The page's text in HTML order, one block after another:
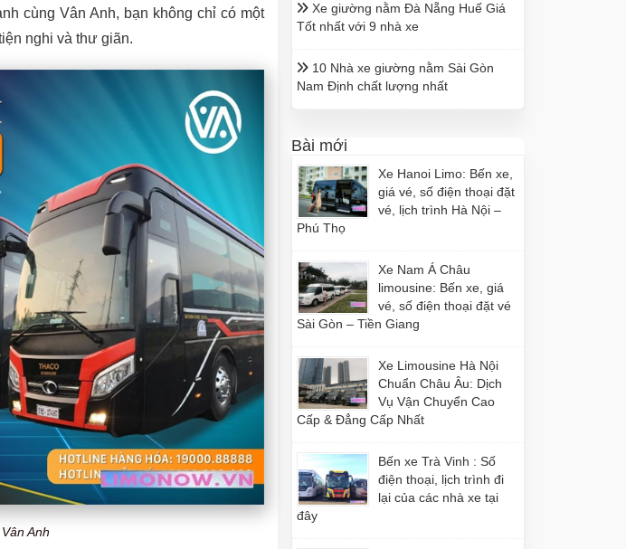
cùng Vân Anh, bạn không chỉ có một
nghi và thư giãn.
Anh
Xe giường nằm Đà Nẵng Huế Giá
Tốt nhất với 9 nhà xe
10 Nhà xe giường nằm Sài Gòn
Nam Định chất lượng nhất
Bài mới
Xe Hanoi Limo: Bến xe,
giá vé, số điện thoại đặt
vé, lịch trình Hà Nội –
Phú Thọ
Xe Nam Á Châu
limousine: Bến xe, giá
vé, số điện thoại đặt vé
Sài Gòn – Tiền Giang
Xe Limousine Hà Nội
Chuẩn Châu Âu: Dịch
Vụ Vận Chuyển Cao
Cấp & Đẳng Cấp Nhất
Bến xe Trà Vinh : Số
điện thoại, lịch trình đi
lại của các nhà xe tại
đây